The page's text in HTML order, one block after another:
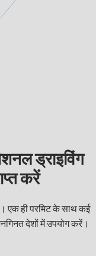
ड्राइविंग
करें
एक ही परमिट के साथ कई
देशों में उपयोग करें।